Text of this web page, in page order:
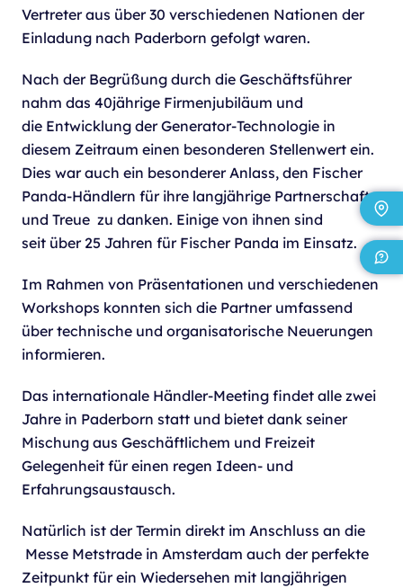
Vertreter aus über 30 verschiedenen Nationen der
Einladung nach Paderborn gefolgt waren.
Nach der Begrüßung durch die Geschäftsführer
nahm das 40jährige Firmenjubiläum und
die Entwicklung der Generator-Technologie in
diesem Zeitraum einen besonderen Stellenwert ein.
Dies war auch ein besonderer Anlass, den Fischer
Panda-Händlern für ihre langjährige Partnerschaft
und Treue zu danken. Einige von ihnen sind
seit über 25 Jahren für Fischer Panda im Einsatz.
Im Rahmen von Präsentationen und verschiedenen
Workshops konnten sich die Partner umfassend
über technische und organisatorische Neuerungen
informieren.
Das internationale Händler-Meeting findet alle zwei
Jahre in Paderborn statt und bietet dank seiner
Mischung aus Geschäftlichem und Freizeit
Gelegenheit für einen regen Ideen- und
Erfahrungsaustausch.
Natürlich ist der Termin direkt im Anschluss an die
Messe Metstrade in Amsterdam auch der perfekte
Zeitpunkt für ein Wiedersehen mit langjährigen